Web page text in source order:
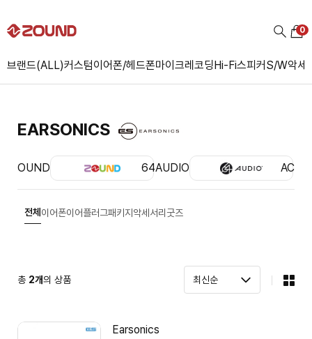
브랜드(ALL)커스텀이어폰/헤드폰마이크레코딩Hi-Fi스피커S/W악세
0
EARSONICS
ZOUND 64AUDIO ACS
전체 이어폰이어플러그패키지 악세서리 굿즈
총 2개의 상품
Earsonics